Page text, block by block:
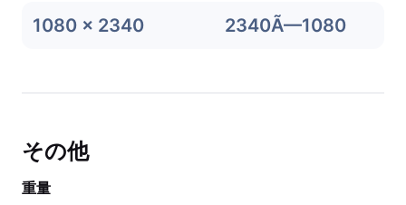
1080 x 2340 2340Ã—1080
その他
重量